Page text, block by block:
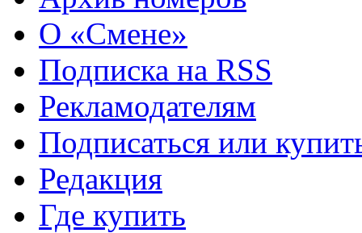
О «Смене»
Подписка на RSS
Рекламодателям
Подписаться или
Редакция
Где купить